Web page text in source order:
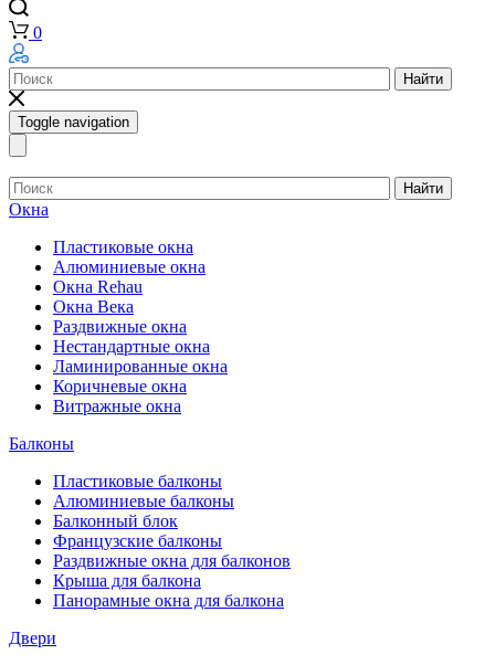
0
Найти
Toggle navigation
Найти
Окна
Пластиковые окна
Алюминиевые окна
Окна Rehau
Окна Века
Раздвижные окна
Нестандартные окна
Ламинированные окна
Коричневые окна
Витражные окна
Балконы
Пластиковые балконы
Алюминиевые балконы
Балконный блок
Французские балконы
Раздвижные окна для балконов
Крыша для балкона
Панорамные окна для балкона
Двери